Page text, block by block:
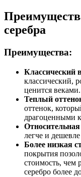
серебра
Преимущества:
Классический
классический,
ценится веками.
Теплый
оттенок,
драгоценными
легче и
Более низкая
покрытия
стоимость, чем
серебро более